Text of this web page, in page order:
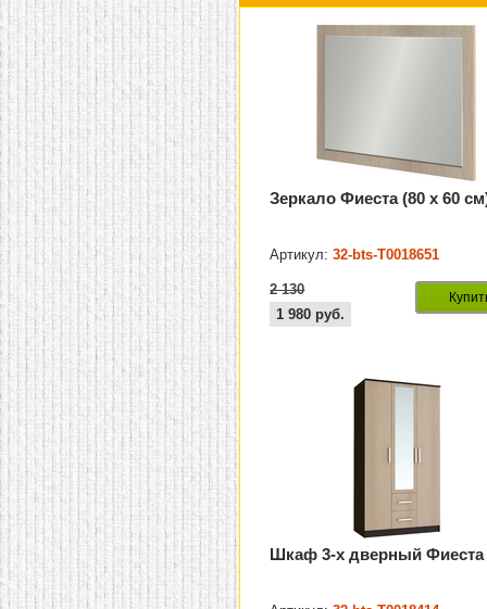
Зеркало Фиеста (80 х 60
Артикул:32-bts-Т0018651
2 130
1 980 руб.
Шкаф 3-х дверный Фиеста